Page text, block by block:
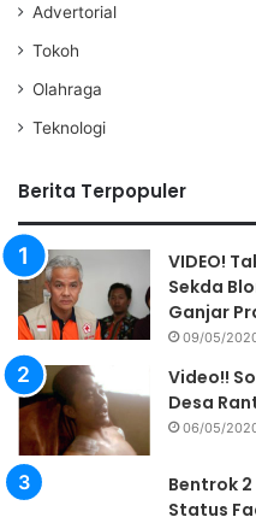
Advertorial
Tokoh
Olahraga
Teknologi
Berita Terpopuler
VIDEO!
Sekda
Ganjar
09/05/
Video!!
Desa
06/05/
Bentrok
Status